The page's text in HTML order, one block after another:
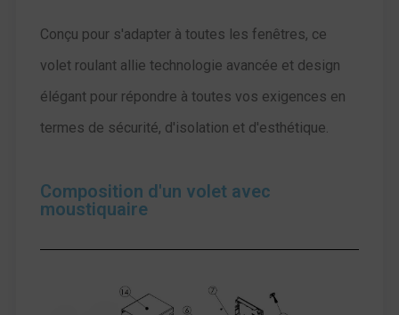
Conçu pour s'adapter à toutes les fenêtres, ce
volet roulant allie technologie avancée et design
élégant pour répondre à toutes vos exigences en
termes de sécurité, d'isolation et d'esthétique.
Composition d'un volet avec
moustiquaire